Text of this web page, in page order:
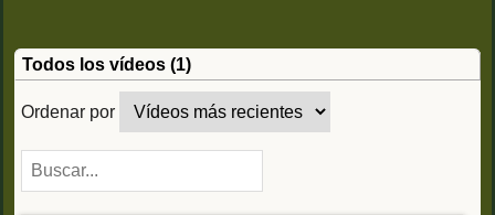
Todos los vídeos (1)
Ordenar por